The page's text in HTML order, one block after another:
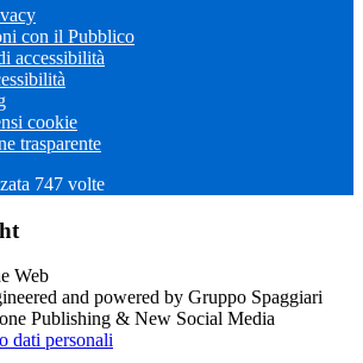
con il Pubblico
accessibilità
cookie
trasparente
747 volte
and powered by Gruppo Spaggiari
Publishing & New Social Media
dati personali